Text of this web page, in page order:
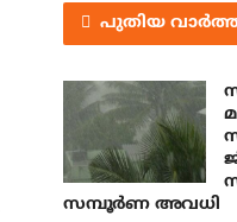
പുതിയ
സമ്പൂർണ അവധി